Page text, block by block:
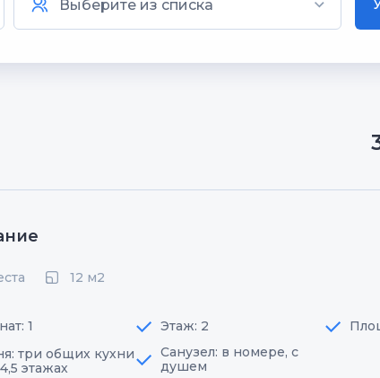
12 м2
1 Этаж: 2
три общих кухни
этажах
Санузел: в номере, с
душем